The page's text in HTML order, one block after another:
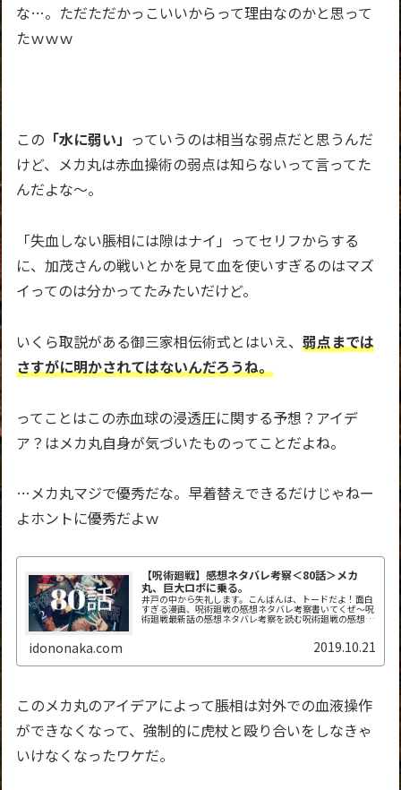
な…。ただただかっこいいからって理由なのかと思って
たｗｗｗ
この 「水に弱い」 っていうのは相当な弱点だと思うんだ
けど、メカ丸は赤血操術の弱点は知らないって言ってた
んだよな～。
「失血しない脹相には隙はナイ」ってセリフからする
に、加茂さんの戦いとかを見て血を使いすぎるのはマズ
イってのは分かってたみたいだけど。
いくら取説がある御三家相伝術式とはいえ、弱点までは
さすがに明かされてはないんだろうね。
ってことはこの赤血球の浸透圧に関する予想？アイデ
ア？はメカ丸自身が気づいたものってことだよね。
…メカ丸マジで優秀だな。早着替えできるだけじゃねー
よホントに優秀だよｗ
【呪術廻戦】感想ネタバレ考察＜80話＞メカ
丸、巨大ロボに乗る。
井戸の中から失礼します。こんばんは、トードだよ！面白
すぎる漫画、呪術廻戦の感想ネタバレ考察書いてくぜ～呪
術廻戦最新話の感想ネタバレ考察を読む呪術廻戦の感想ネ
タバレ考察＜ジャンプ80話＞10月21日発売 週刊少年ジ
idononaka.com 2019.10.21
このメカ丸のアイデアによって脹相は対外での血液操作
ができなくなって、強制的に虎杖と殴り合いをしなきゃ
いけなくなったワケだ。